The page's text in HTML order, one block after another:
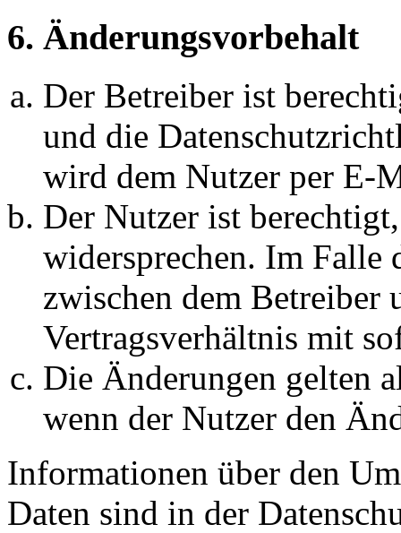
6. Änderungsvorbehalt
Der Betreiber ist
und die
wird dem Nutzer per E-
Der Nutzer ist
widersprechen. Im Falle
zwischen dem Betreiber
Vertragsverhältnis mit
Die Änderungen gelten
wenn der Nutzer den
Informationen über den
Daten sind in der